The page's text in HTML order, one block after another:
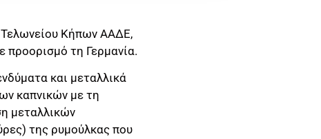
Τελωνείου Κήπων ΑΑΔΕ,
προορισμό τη Γερμανία.
και μεταλλικά
καπνικών με τη
μεταλλικών
της ρυμούλκας που